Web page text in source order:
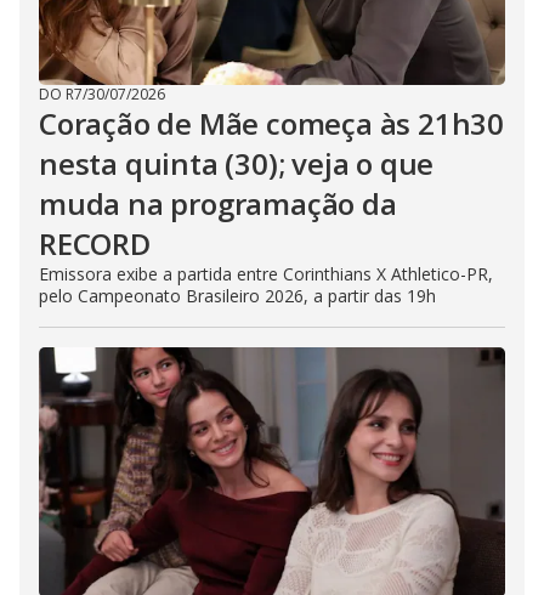
DO R7/30/07/2026
Coração de Mãe começa às 21h30
nesta quinta (30); veja o que
muda na programação da
RECORD
Emissora exibe a partida entre Corinthians X Athletico-PR,
pelo Campeonato Brasileiro 2026, a partir das 19h